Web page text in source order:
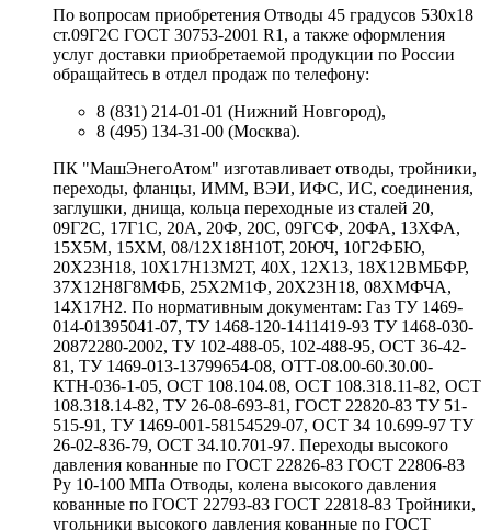
По вопросам приобретения Отводы 45 градусов 530х18
ст.09Г2С ГОСТ 30753-2001 R1, а также оформления
услуг доставки приобретаемой продукции по России
обращайтесь в отдел продаж по телефону:
8 (831) 214-01-01 (Нижний Новгород),
8 (495) 134-31-00 (Москва).
ПК "МашЭнегоАтом" изготавливает отводы, тройники,
переходы, фланцы, ИММ, ВЭИ, ИФС, ИС, соединения,
заглушки, днища, кольца переходные из сталей 20,
09Г2С, 17Г1С, 20А, 20Ф, 20С, 09ГСФ, 20ФА, 13ХФА,
15Х5М, 15ХМ, 08/12Х18Н10Т, 20ЮЧ, 10Г2ФБЮ,
20Х23Н18, 10Х17Н13М2Т, 40Х, 12Х13, 18Х12ВМБФР,
37Х12Н8Г8МФБ, 25Х2М1Ф, 20Х23Н18, 08ХМФЧА,
14Х17Н2. По нормативным документам: Газ ТУ 1469-
014-01395041-07, ТУ 1468-120-1411419-93 ТУ 1468-030-
20872280-2002, ТУ 102-488-05, 102-488-95, ОСТ 36-42-
81, ТУ 1469-013-13799654-08, ОТТ-08.00-60.30.00-
КТН-036-1-05, ОСТ 108.104.08, ОСТ 108.318.11-82, ОСТ
108.318.14-82, ТУ 26-08-693-81, ГОСТ 22820-83 ТУ 51-
515-91, ТУ 1469-001-58154529-07, ОСТ 34 10.699-97 ТУ
26-02-836-79, ОСТ 34.10.701-97. Переходы высокого
давления кованные по ГОСТ 22826-83 ГОСТ 22806-83
Ру 10-100 МПа Отводы, колена высокого давления
кованные по ГОСТ 22793-83 ГОСТ 22818-83 Тройники,
угольники высокого давления кованные по ГОСТ